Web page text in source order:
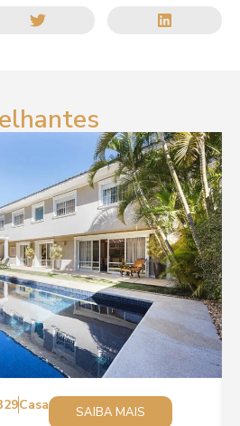
Casa
SAIBA MAIS